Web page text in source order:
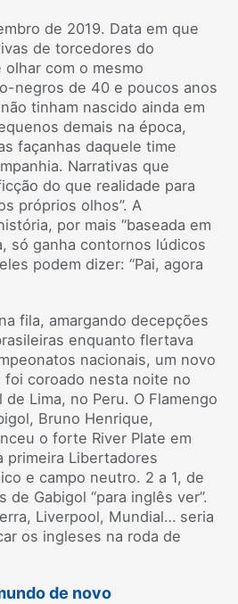
de 2019. Data em que
de torcedores do
olhar com o mesmo
negros de 40 e poucos anos
tinham nascido ainda em
demais na época,
façanhas daquele time
Narrativas que
do que realidade para
próprios olhos”. A
por mais “baseada em
só ganha contornos lúdicos
podem dizer: “Pai, agora
fila, amargando decepções
enquanto flertava
nacionais, um novo
coroado nesta noite no
Lima, no Peru. O Flamengo
Bruno Henrique,
o forte River Plate em
primeira Libertadores
e campo neutro. 2 a 1, de
de Gabigol “para inglês ver”.
Liverpool, Mundial… seria
os ingleses na roda de
de novo